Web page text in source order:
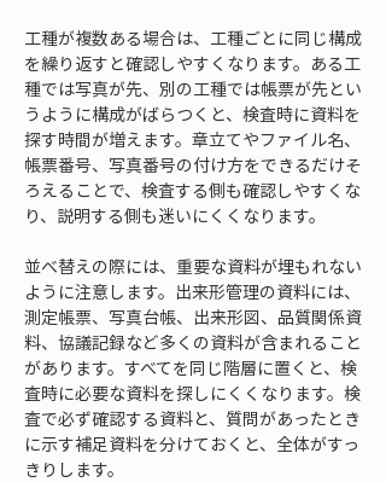
工種が複数ある場合は、工種ごとに同じ構成
を繰り返すと確認しやすくなります。ある工
種では写真が先、別の工種では帳票が先とい
うように構成がばらつくと、検査時に資料を
探す時間が増えます。章立てやファイル名、
帳票番号、写真番号の付け方をできるだけそ
ろえることで、検査する側も確認しやすくな
り、説明する側も迷いにくくなります。
並べ替えの際には、重要な資料が埋もれない
ように注意します。出来形管理の資料には、
測定帳票、写真台帳、出来形図、品質関係資
料、協議記録など多くの資料が含まれること
があります。すべてを同じ階層に置くと、検
査時に必要な資料を探しにくくなります。検
査で必ず確認する資料と、質問があったとき
に示す補足資料を分けておくと、全体がすっ
きりします。